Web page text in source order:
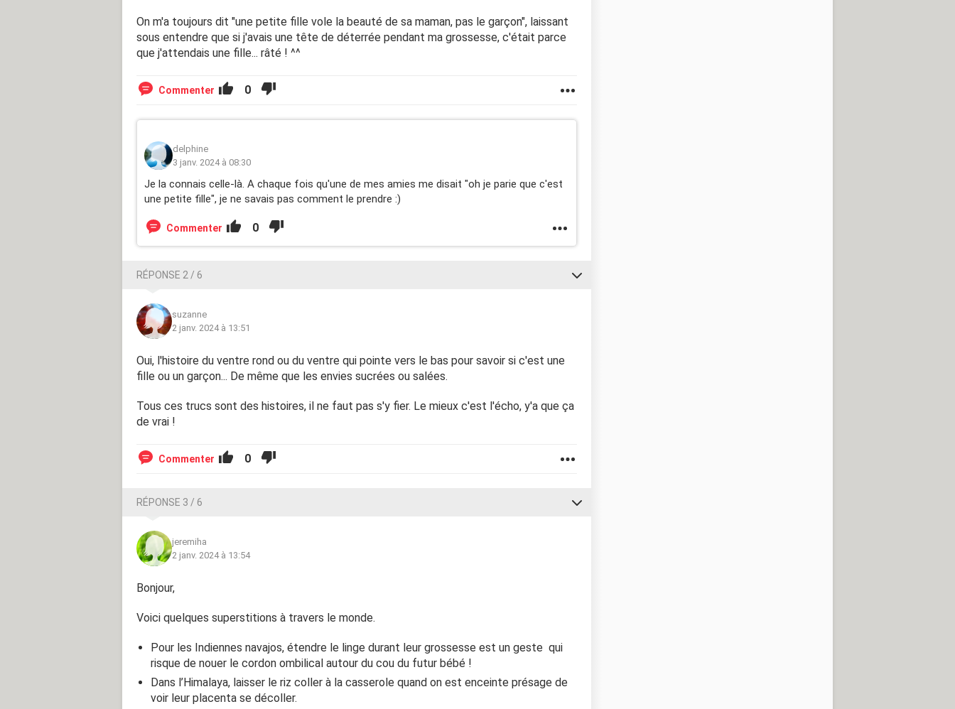
On m'a toujours dit "une petite fille vole la beauté de sa maman, pas le garçon", laissant
sous entendre que si j'avais une tête de déterrée pendant ma grossesse, c'était parce
que j'attendais une fille... râté ! ^^
Commenter 0
delphine
3 janv. 2024 à 08:30
Je la connais celle-là. A chaque fois qu'une de mes amies me disait "oh je parie que c'est
une petite fille", je ne savais pas comment le prendre :)
Commenter 0
RÉPONSE 2 / 6
suzanne
2 janv. 2024 à 13:51
Oui, l'histoire du ventre rond ou du ventre qui pointe vers le bas pour savoir si c'est une
fille ou un garçon... De même que les envies sucrées ou salées.
Tous ces trucs sont des histoires, il ne faut pas s'y fier. Le mieux c'est l'écho, y'a que ça
de vrai !
Commenter 0
RÉPONSE 3 / 6
jeremiha
2 janv. 2024 à 13:54
Bonjour,
Voici quelques superstitions à travers le monde.
Pour les Indiennes navajos, étendre le linge durant leur grossesse est un geste qui
risque de nouer le cordon ombilical autour du cou du futur bébé !
Dans l’Himalaya, laisser le riz coller à la casserole quand on est enceinte présage de
voir leur placenta se décoller.